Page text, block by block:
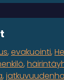
evakuointi